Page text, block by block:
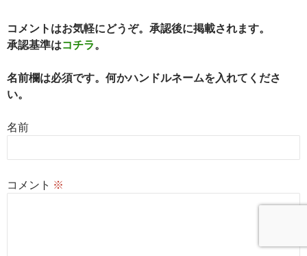
ョ
ン
コメントはお気軽にどうぞ。承認後に掲載されます。
承認基準はコチラ。
名前欄は必須です。何かハンドルネームを入れてくださ
い。
名前
コメント ※